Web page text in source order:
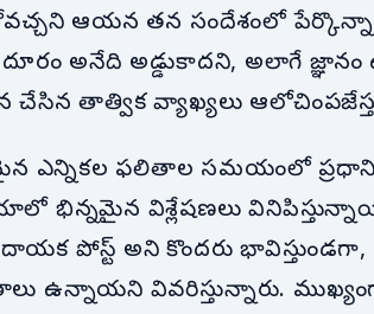
ఆయన తన సందేశంలో
అనేది అడ్డుకాదని, అలాగే
తాత్విక వ్యాఖ్యలు
ఎన్నికల ఫలితాల సమయంలో ప్రధాని
భిన్నమైన విశ్లేషణలు
పోస్ట్ అని కొందరు
ఉన్నాయని వివరిస్తున్నారు.